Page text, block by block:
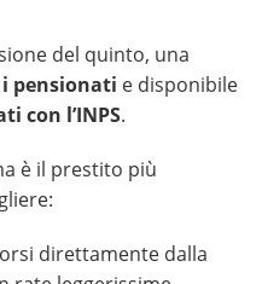
del quinto, una
pensionati e disponibile
con l’INPS.
è il prestito più
direttamente dalla